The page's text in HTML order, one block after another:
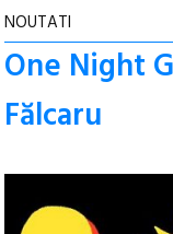
NOUTATI
One Night
Fălcaru